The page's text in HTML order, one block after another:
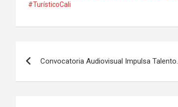
#TurísticoCali
Convocatoria Audiovisual Impulsa Talento.